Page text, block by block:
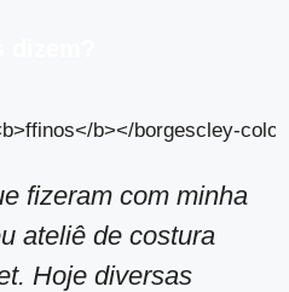
fizeram com minha
ateliê de costura
Hoje diversas